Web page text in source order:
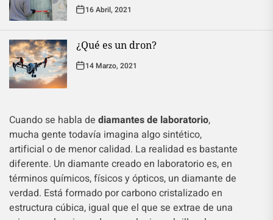
16 Abril, 2021
¿Qué es un dron?
14 Marzo, 2021
Cuando se habla de diamantes de laboratorio,
mucha gente todavía imagina algo sintético,
artificial o de menor calidad. La realidad es bastante
diferente. Un diamante creado en laboratorio es, en
términos químicos, físicos y ópticos, un diamante de
verdad. Está formado por carbono cristalizado en
estructura cúbica, igual que el que se extrae de una